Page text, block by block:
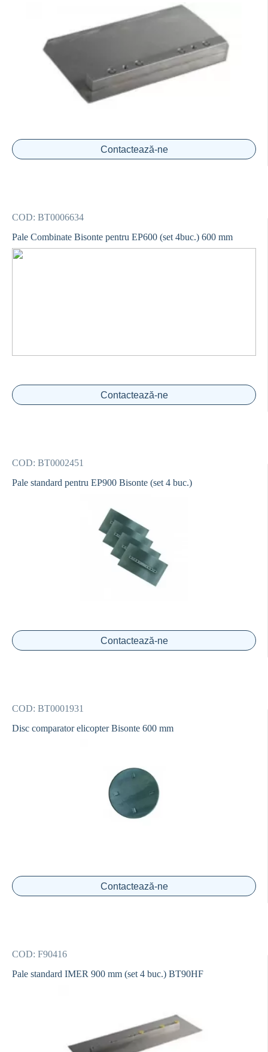
Contactează-ne
COD: BT0006634
Pale Combinate Bisonte pentru EP600 (set 4buc.) 600 mm
Contactează-ne
COD: BT0002451
Pale standard pentru EP900 Bisonte (set 4 buc.)
Contactează-ne
COD: BT0001931
Disc comparator elicopter Bisonte 600 mm
Contactează-ne
COD: F90416
Pale standard IMER 900 mm (set 4 buc.) BT90HF